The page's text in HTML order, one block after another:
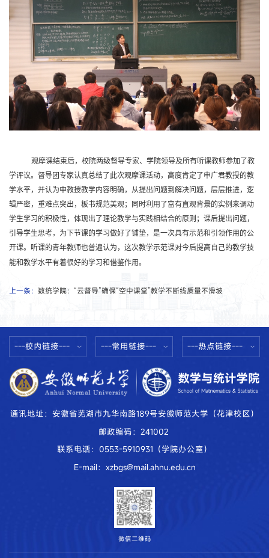
观摩课结束后，校院两级督导专家、学院领导及所有听课教师参加了教
学评议。 督导团专家认真总结了此次观摩课活动，高度肯定了申广君教授的教
学水平，并认为申教授教学内容明确，从提出问题到解决问题，层层推进，逻
辑严密，重难点突出，板书规范美观；同时利用了富有直观背景的实例来调动
学生学习的积极性，体现出了理论教学与实践相结合的原则；课后提出问题，
引导学生思考，为下节课的学习做好了铺垫，是一次具有示范和引领作用的公
开课。听课的青年教师也普遍认为，这次教学示范课对今后提高自己的教学技
能和教学水平有着很好的学习和借鉴作用。
上一条： 数统学院：“云督导”确保“空中课堂”教学不断线质量不滑坡
---校内链接--- ---常用链接--- ---热点链接---
通讯地址：安徽省芜湖市九华南路189号安徽师范大学（花津校区）
邮政编码：241002
联系电话：0553-5910931（学院办公室）
E-mail：xzbgs@mail.ahnu.edu.cn
微信二维码